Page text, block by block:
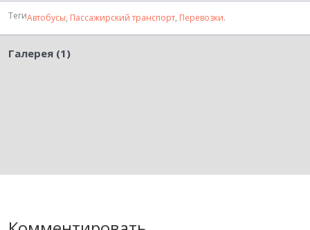
ТегиАвтобусы, Пассажирский транспорт, Перевозки.
Галерея (1)